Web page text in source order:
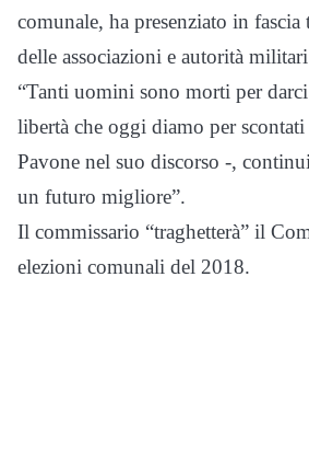
comunale, ha presenziato in
delle associazioni e autorità
“Tanti uomini sono morti per
libertà che oggi diamo per
Pavone nel suo discorso -,
un futuro migliore”.
Il commissario “traghetterà” il
elezioni comunali del 2018.